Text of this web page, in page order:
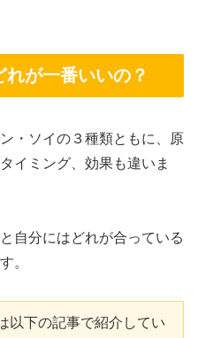
が一番いいの？
・ソイの３種類ともに、原
イミング、効果も違いま
自分にはどれが合っている
。
以下の記事で紹介してい